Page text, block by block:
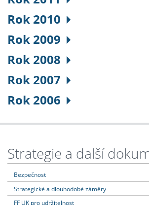
Rok 2010
Rok 2009
Rok 2008
Rok 2007
Rok 2006
Strategie a další
Bezpečnost
Strategické a dlouhodobé záměry
FF UK pro udržitelnost